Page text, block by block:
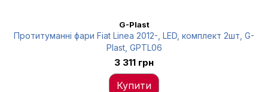
G-Plast
Протитуманні фари Fiat Linea 2012-, LED, комплект 2шт, G-
Plast, GPTL06
3 311 грн
Купити